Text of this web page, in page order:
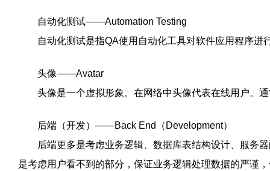
自动化测试——Automation Testing
自动化测试是指QA使用自动化工具对软件应用程序进
头像——Avatar
头像是一个虚拟形象。在网络中头像代表在线用户。通
后端（开发）——Back End（Development）
后端更多是考虑业务逻辑、数据库表结构设计、服务器
是考虑用户看不到的部分，保证业务逻辑处理数据的严谨